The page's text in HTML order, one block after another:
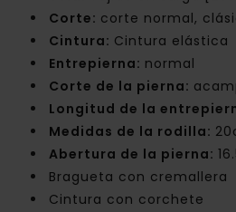
Corte: corte normal,
Cintura: Cintura elástica
Entrepierna: normal
Corte de la pierna:
Longitud de la
Medidas de la rodilla:
Abertura de la pierna:
Bragueta con cremallera
Cintura con corchete